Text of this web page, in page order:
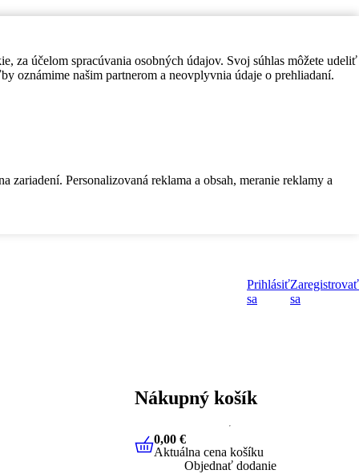
za účelom spracúvania osobných údajov. Svoj súhlas môžete udeliť
oznámime našim partnerom a neovplyvnia údaje o prehliadaní.
Personalizovaná reklama a obsah, meranie reklamy a
Prihlásiť
sa
Zaregistrovať
sa
Nákupný košík
0,00 €Aktuálna cena košíku
0,00 €
Aktuálna cena košíku
Objednať dodanie